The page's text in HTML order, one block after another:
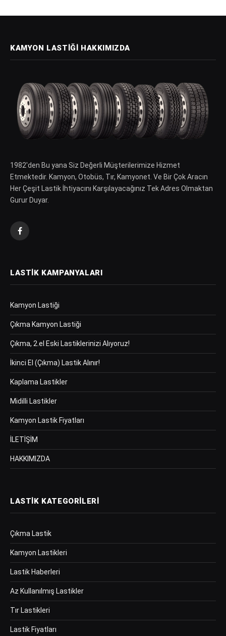
KAMYON LASTIĞI HAKKIMIZDA
1982′den Bu yana Siz Değerli Müşterilerimize Hizmet
Etmektedir. Kamyon, Otobüs, Tır, Kamyonet. Ve Bir Çok Aracın
Her Çeşit Lastik İhtiyacını Karşılayacağınız Tek Adres Olmaktan
Gurur Duyar.
Facebook
LASTIK KAMPANYALARI
Kamyon Lastiği
Çıkma Kamyon Lastiği
Çıkma, 2.el Eski Lastiklerinizi Alıyoruz!
İkinci El (Çıkma) Lastik Alınır!
Kaplama Lastikler
Midilli Lastikler
Kamyon Lastik Fiyatları
İLETİŞİM
HAKKIMIZDA
LASTIK KATEGORILERI
Çıkma Lastik
Kamyon Lastikleri
Lastik Haberleri
Az Kullanılmış Lastikler
Tır Lastikleri
Lastik Fiyatları